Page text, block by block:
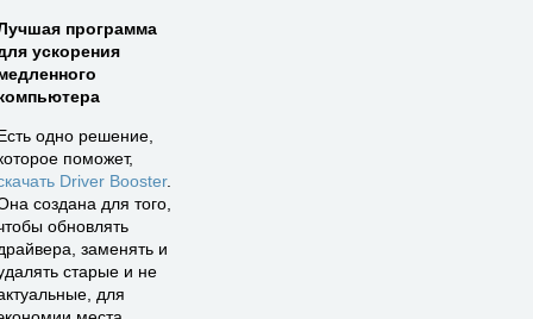
программа
ускорения
одно решение,
поможет,
Driver Booster.
создана для того,
обновлять
заменять и
старые и не
для